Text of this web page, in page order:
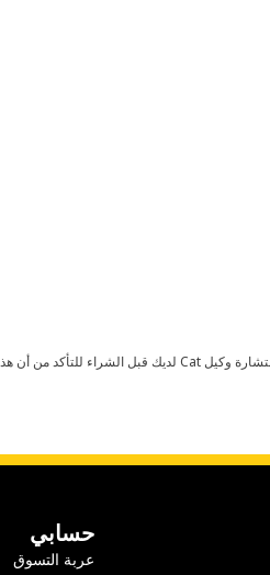
حسابي
عربة التسوق